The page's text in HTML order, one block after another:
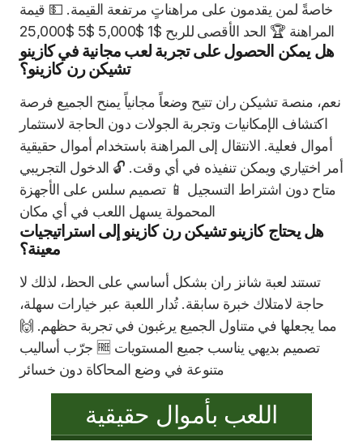
خاصةً لمن يقدمون على مراهناتٍ مرتفعة القيمة. 💵 قيمة
المراهنة 🏆 الحد الأقصى للربح $1 $5,000 $5 $25,000
هل يمكن الحصول على تجربة لعب مجانية في كازينو
تشيكن رن كازينو؟
نعم، منصة تشيكن ران تتيح وضعاً مجانياً يمنح الجميع فرصة
اكتشاف الإمكانيات وتجربة الجولات دون الحاجة لاستثمار
أموال فعلية. الانتقال إلى المراهنة باستخدام أموال حقيقية
أمر اختياري ويمكن تنفيذه في أي وقت. 🔓 الدخول التجريبي
متاح دون اشتراط التسجيل 📱 تصميم سلس على الأجهزة
المحمولة يسهل اللعب في أي مكان
هل يحتاج كازينو تشيكن رن كازينو إلى استراتيجيات
معينة؟
تستند لعبة شانز ران بشكل أساسي على الحظ، لذلك لا
حاجة لامتلاك خبرة سابقة. تُدار اللعبة عبر خيارات سهلة،
مما يجعلها في متناول الجميع يرغبون في تجربة حظهم. 🙌
تصميم بديهي يناسب جميع المستويات 🆓 جرّب أساليب
متنوعة في وضع المحاكاة دون خسائر
اللعب بأموال حقيقية